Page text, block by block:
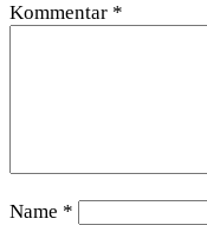
Kommentar *
Name *